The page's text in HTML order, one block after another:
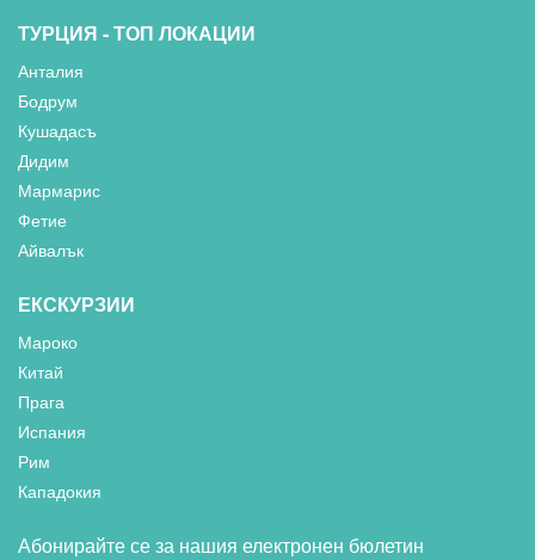
ТУРЦИЯ - ТОП ЛОКАЦИИ
Анталия
Бодрум
Кушадасъ
Дидим
Мармарис
Фетие
Айвалък
ЕКСКУРЗИИ
Мароко
Китай
Прага
Испания
Рим
Кападокия
Абонирайте се за нашия електронен бюлетин